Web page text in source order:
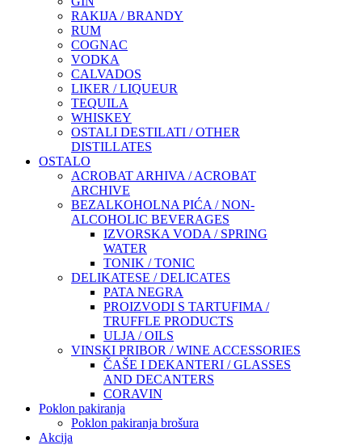
RAKIJA / BRANDY
RUM
COGNAC
VODKA
CALVADOS
LIKER / LIQUEUR
TEQUILA
WHISKEY
OSTALI DESTILATI / OTHER
DISTILLATES
OSTALO
ACROBAT ARHIVA / ACROBAT
ARCHIVE
BEZALKOHOLNA PIĆA / NON-
ALCOHOLIC BEVERAGES
IZVORSKA VODA / SPRING
WATER
TONIK / TONIC
DELIKATESE / DELICATES
PATA NEGRA
PROIZVODI S TARTUFIMA /
TRUFFLE PRODUCTS
ULJA / OILS
VINSKI PRIBOR / WINE ACCESSORIES
ČAŠE I DEKANTERI / GLASSES
AND DECANTERS
CORAVIN
Poklon pakiranja
Poklon pakiranja brošura
Akcija